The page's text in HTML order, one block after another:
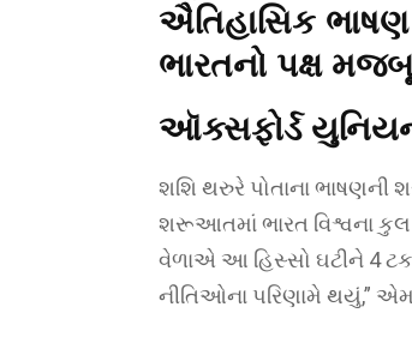
ઐતિહાસિક
ભારતનો પક્ષ
ઑક્સફોર્ડ
શશિ થરુરે પોતાના ભાષણની
શરૂઆતમાં ભારત વિશ્વના કુલ
વેળાએ આ હિસ્સો ઘટીને 4
નીતિઓના પરિણામે થયું,”